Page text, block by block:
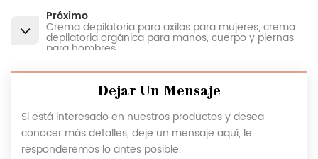
Próximo
Crema depilatoria para axilas para mujeres, crema
depilatoria orgánica para manos, cuerpo y piernas
para hombres
Dejar Un Mensaje
Si está interesado en nuestros productos y desea
conocer más detalles, deje un mensaje aquí, le
responderemos lo antes posible.